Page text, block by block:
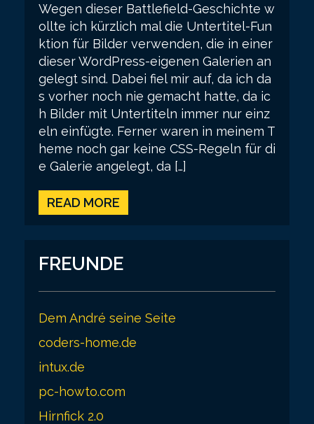
Wegen dieser Battlefield-Geschichte w
ollte ich kürzlich mal die Untertitel-Fun
ktion für Bilder verwenden, die in einer
dieser WordPress-eigenen Galerien an
gelegt sind. Dabei fiel mir auf, da ich da
s vorher noch nie gemacht hatte, da ic
h Bilder mit Untertiteln immer nur einz
eln einfügte. Ferner waren in meinem T
heme noch gar keine CSS-Regeln für di
e Galerie angelegt, da […]
READ MORE
FREUNDE
Dem André seine Seite
coders-home.de
intux.de
pc-howto.com
Hirnfick 2.0